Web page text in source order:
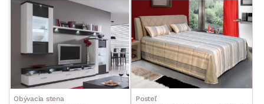
Obývacia stena Posteľ